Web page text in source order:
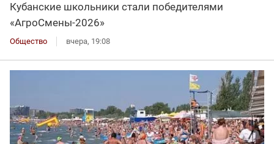
Кубанские школьники стали победителями
«АгроСмены-2026»
Общество вчера, 19:08